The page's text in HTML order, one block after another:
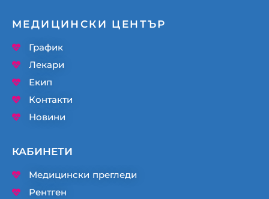
МЕДИЦИНСКИ ЦЕНТЪР
График
Лекари
Екип
Контакти
Новини
КАБИНЕТИ
Медицински прегледи
Рентген